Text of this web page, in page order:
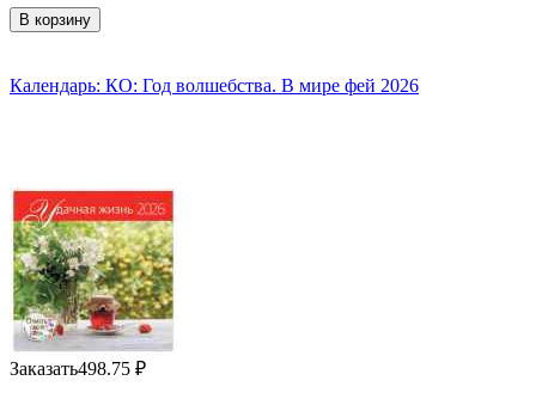
В корзину
Календарь: КО: Год волшебства. В мире фей 2026
Заказать498.75 ₽